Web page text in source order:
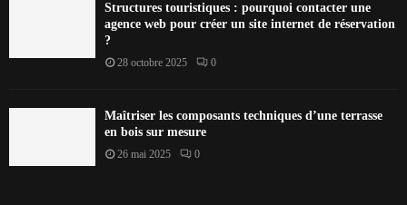
Structures touristiques : pourquoi contacter une
agence web pour créer un site internet de réservation
?
28 octobre 2025 0
Maîtriser les composants techniques d’une terrasse
en bois sur mesure
26 mai 2025 0